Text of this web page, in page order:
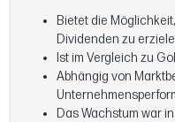
Bietet die
Dividenden zu
Ist im Vergleich zu
Abhängig von
Das Wachstum war